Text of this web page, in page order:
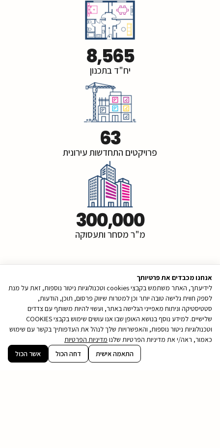
יח"ד בתכנון
8,565
פרויקטים התחדשות עירונית
63
מ"ר מסחר ותעסוקה
300,000
* לפי 100%, על בסיס נתוני 31.3.26
עמרם אברהם |
אמנות הבניה​
מחברות הייזום והביצוע המובילות בישראל, המתמחה כיום
ב3 תחומים עיקריים:
אנחנו מכבדים את פרטיותך
לידיעתך, האתר משתמש בקבצי cookies וטכנולוגיות ניטור נוספות, זאת על מנת
לספק חווית גלישה טובה יותר וכן למטרות שיווק פרסום, תוכן, הודעות,
סטטיסטיקה וניתוח מאפייני הגלישה באתר, ועשוי להיות משותף עם צדדים
שלישיים. למידע נוסף בנושא האופן שבו אנו עושים שימוש בקבצי COOKIES
וטכנולוגיות ניטור נוספות, והאפשרויות שלך לנהל את העדפותיך בקשר עם שימוש
כאמור, ראה/י את מדיניות הפרטיות שלנו מדיניות הפרטיות
התאמה אישית דחה הכול אשר הכול